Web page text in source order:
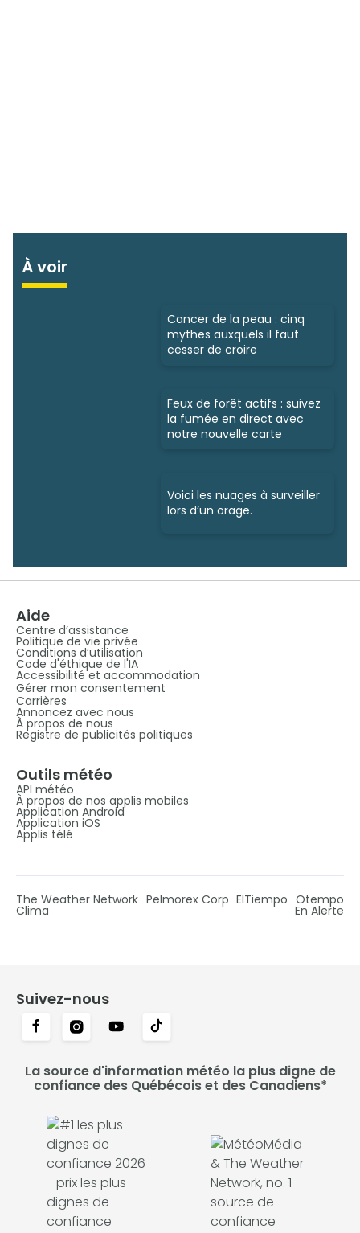
À voir
Cancer de la peau : cinq
mythes auxquels il faut
cesser de croire
Feux de forêt actifs : suivez
la fumée en direct avec
notre nouvelle carte
Voici les nuages à surveiller
lors d’un orage.
Aide
Centre d’assistance
Politique de vie privée
Conditions d’utilisation
Code d'éthique de l'IA
Accessibilité et accommodation
Gérer mon consentement
Carrières
Annoncez avec nous
À propos de nous
Registre de publicités politiques
Outils météo
API météo
À propos de nos applis mobiles
Application Android
Application iOS
Applis télé
The Weather Network Pelmorex Corp ElTiempo Otempo
Clima En Alerte
Suivez-nous
La source d'information météo la plus digne de
confiance des Québécois et des Canadiens*